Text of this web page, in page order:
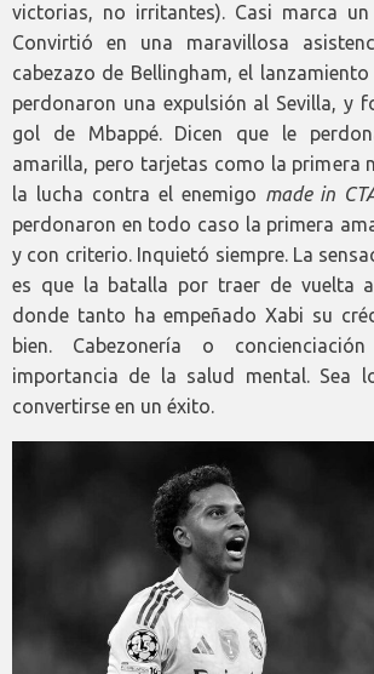
victorias, no irritantes). Casi marca un
Convirtió en una maravillosa
cabezazo de Bellingham, el
perdonaron una expulsión al Sevilla, y
gol de Mbappé. Dicen que le
amarilla, pero tarjetas como la primera
la lucha contra el enemigo made in
perdonaron en todo caso la primera
y con criterio. Inquietó siempre. La
es que la batalla por traer de vuelta
donde tanto ha empeñado Xabi su
bien. Cabezonería o
importancia de la salud mental. Sea
convertirse en un éxito.